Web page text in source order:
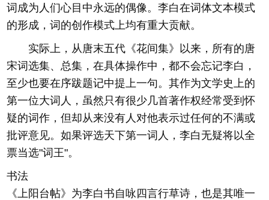
词成为人们心目中永远的偶像。李白在词体文本模式
的形成，词的创作模式上均有重大贡献。
实际上，从唐末五代《花间集》以来，所有的唐
宋词选集、总集，在具体操作中，都不会忘记李白，
至少也要在序跋题记中提上一句。其作为文学史上的
第一位大词人，虽然只有很少几首著作权经常受到怀
疑的词作，但却从来没有人对他表示过任何的不满或
批评意见。如果评选天下第一词人，李白无疑将以全
票当选"词王"。
书法
《上阳台帖》为李白书自咏四言行草诗，也是其唯一